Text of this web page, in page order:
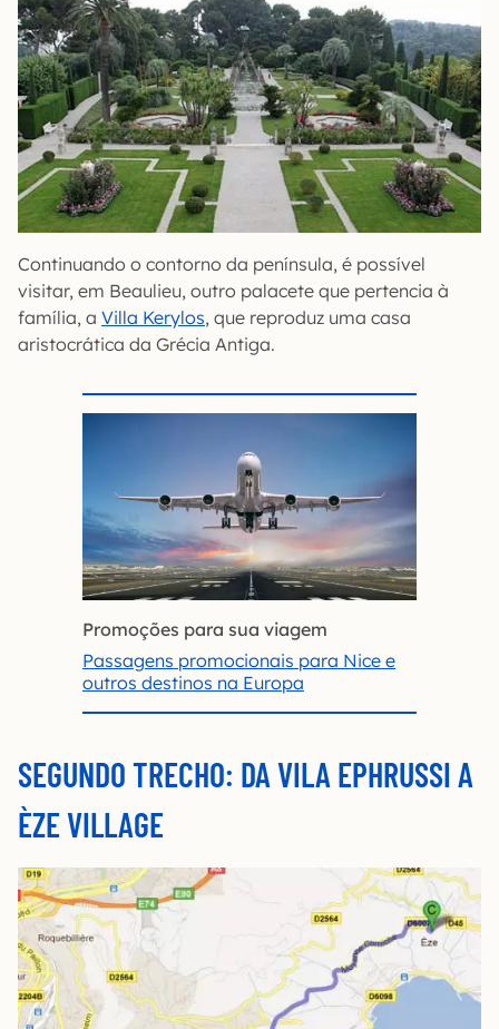
Continuando o contorno da península, é possível
visitar, em Beaulieu, outro palacete que pertencia à
família, a Villa Kerylos, que reproduz uma casa
aristocrática da Grécia Antiga.
Promoções para sua viagem
Passagens promocionais para Nice e
outros destinos na Europa
SEGUNDO TRECHO: DA VILA EPHRUSSI A
ÈZE VILLAGE